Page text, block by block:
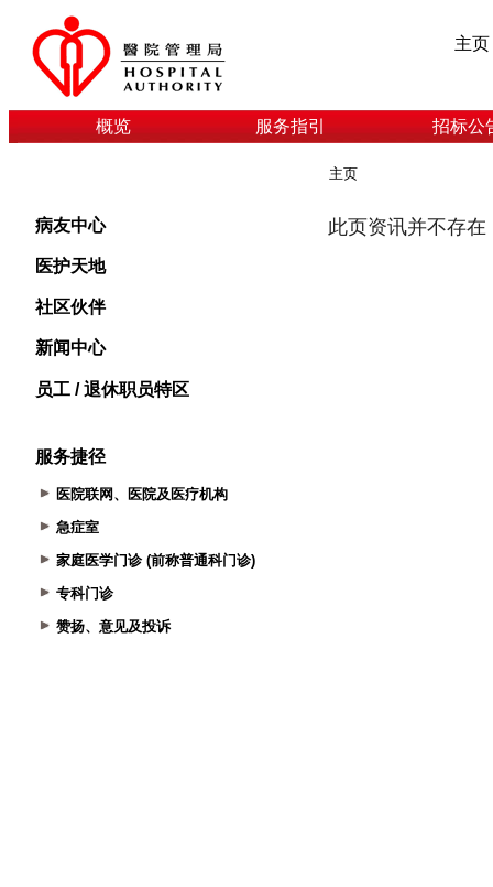
主页
概览 服务指引 招标公
病友中心
医护天地
社区伙伴
新闻中心
员工 / 退休职员特区
服务捷径
医院联网、医院及医疗机构
急症室
家庭医学门诊 (前称普通科门诊)
专科门诊
赞扬、意见及投诉
主页